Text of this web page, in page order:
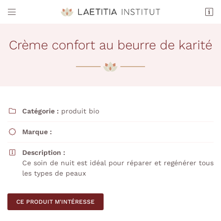
 
02 43 94 85 47
 Adresse email de réception
Recopier le code ci-contre
Rafraîchir le captcha
Crème confort au beurre de karité
 Catégorie : produit bio
 Marque :

Description :
Ce soin de nuit est idéal pour réparer et regénérer tous
les types de peaux
CE PRODUIT M'INTÉRESSE